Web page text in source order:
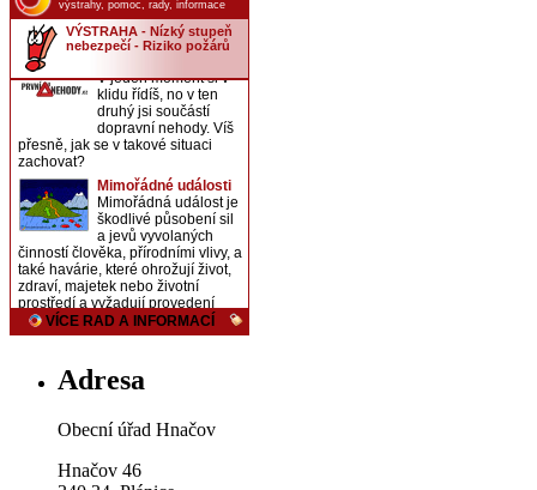
Adresa
Obecní úřad Hnačov
Hnačov 46